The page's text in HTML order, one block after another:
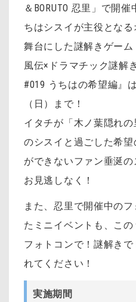
＆BORUTO 忍里」で開
ちはシスイが主役とな
舞台にした謎解きゲー
風伝×ドラマチック謎解
#019 うちはの希望編』
（日）まで！
イタチが「木ノ葉隠れ
のシスイと過ごした希
ができないファン垂涎
お見逃しなく！
また、忍里で開催中の
たミニイベントも、この
フォトコンで！謎解き
れてください！
実施期間